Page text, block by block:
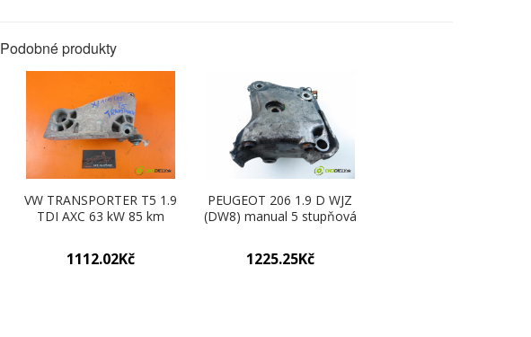
Podobné produkty
VW TRANSPORTER T5 1.9
TDI AXC 63 kW 85 km
038199207AF (Držáky
motoru)
1112.02Kč
PEUGEOT 206 1.9 D WJZ
(DW8) manual 5 stupňová
motora 96285843 (Držáky
motoru)
1225.25Kč